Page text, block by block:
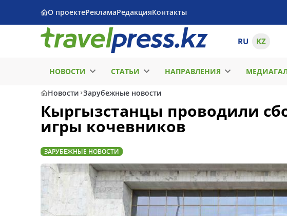
О проектеРекламаРедакцияКонтакты
RU KZ
НОВОСТИ СТАТЬИ НАПРАВЛЕНИЯ
Новости Зарубежные новости
Кыргызстанцы проводили
игры кочевников
ЗАРУБЕЖНЫЕ НОВОСТИ